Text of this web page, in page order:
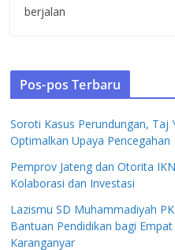
berjalan
Pos-pos Terbaru
Soroti Kasus Perundungan, Taj
Optimalkan Upaya Pencegahan
Pemprov Jateng dan Otorita
Kolaborasi dan Investasi
Lazismu SD Muhammadiyah
Bantuan Pendidikan bagi
Karanganyar